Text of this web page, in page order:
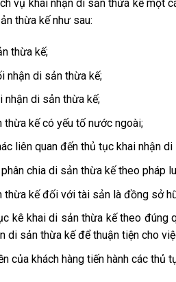
vụ khai nhận di sản thừa kế một
thừa kế như sau:
thừa kế;
nhận di sản thừa kế;
nhận di sản thừa kế;
kế có yếu tố nước ngoài;
liên quan đến thủ tục khai nhận di
chia di sản thừa kế theo pháp
thừa kế đối với tài sản là đồng sở
kê khai di sản thừa kế theo đúng
di sản thừa kế để thuận tiện cho
của khách hàng tiến hành các thủ